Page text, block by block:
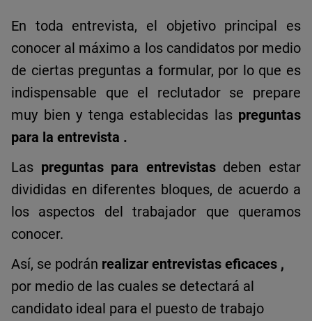
En toda entrevista, el objetivo principal es
conocer al máximo a los candidatos por medio
de ciertas preguntas a formular, por lo que es
indispensable que el reclutador se prepare
muy bien y tenga establecidas las preguntas
para la entrevista .
Las preguntas para entrevistas deben estar
divididas en diferentes bloques, de acuerdo a
los aspectos del trabajador que queramos
conocer.
Así, se podrán realizar entrevistas eficaces ,
por medio de las cuales se detectará al
candidato ideal para el puesto de trabajo